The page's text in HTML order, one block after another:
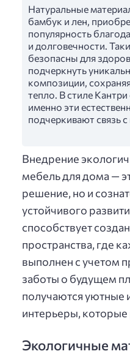
Натуральные
бамбук и лен,
популярность
и долговечности.
безопасны для
подчеркнуть
композиции,
тепло. В стиле
именно эти
подчеркивают связь
Внедрение
мебель для дома —
решение, но и
устойчивого
способствует
пространства, где
выполнен с учетом
заботы о будущем
получаются уютные
интерьеры, которые
Экологичные